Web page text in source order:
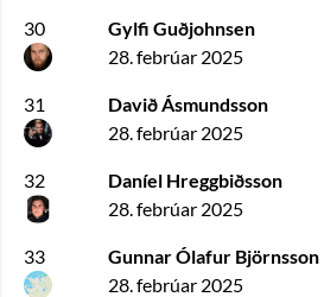
30
Gylfi Guðjohnsen
28. febrúar 2025
31
Davið Ásmundsson
28. febrúar 2025
32
Daníel Hreggbiðsson
28. febrúar 2025
33
Gunnar Ólafur Björnsson
28. febrúar 2025